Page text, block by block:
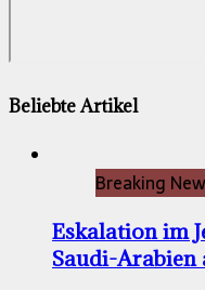
Beliebte Artikel
Breaking
Eskalation im
Saudi-Arabien